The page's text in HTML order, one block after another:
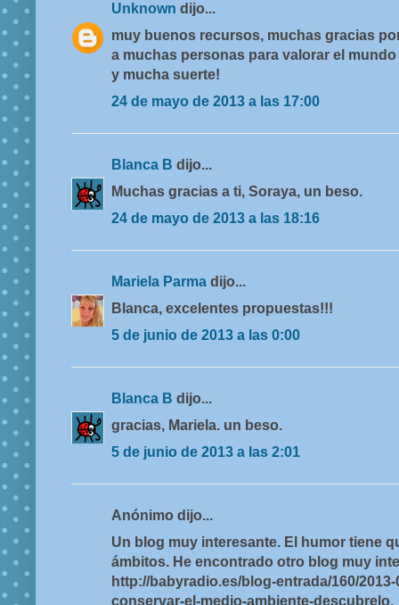
Unknown dijo...
muy buenos recursos, muchas gracias
a muchas personas para valorar el
y mucha suerte!
24 de mayo de 2013 a las 17:00
Blanca B dijo...
Muchas gracias a ti, Soraya, un beso.
24 de mayo de 2013 a las 18:16
Mariela Parma dijo...
Blanca, excelentes propuestas!!!
5 de junio de 2013 a las 0:00
Blanca B dijo...
gracias, Mariela. un beso.
5 de junio de 2013 a las 2:01
Anónimo dijo...
Un blog muy interesante. El humor tiene
ámbitos. He encontrado otro blog muy
http://babyradio.es/blog-entrada/160/
conservar-el-medio-ambiente-descubrelo.